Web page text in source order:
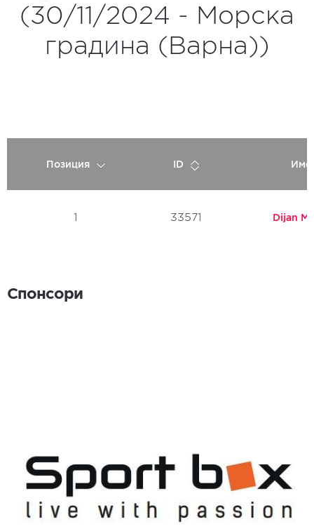
(30/11/2024 - Морска
градина (Варна))
Позиция ID Име
1 33571 Dijan
Спонсори